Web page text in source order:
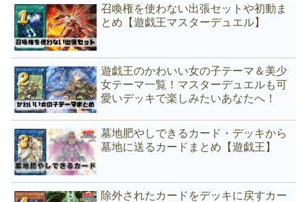
召喚権を使わない出張セットや初動ま
とめ【遊戯王マスターデュエル】
遊戯王のかわいい女の子テーマ＆美少
女テーマ一覧！マスターデュエルも可
愛いデッキで楽しみたいあなたへ！
墓地肥やしできるカード・デッキから
墓地に送るカードまとめ【遊戯王】
除外されたカードをデッキに戻すカー